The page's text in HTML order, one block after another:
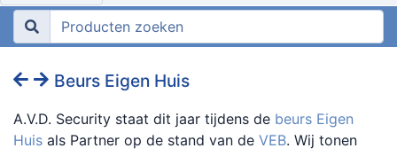
Beurs Eigen Huis
A.V.D. Security staat dit jaar tijdens de beurs Eigen
Huis als Partner op de stand van de VEB. Wij tonen